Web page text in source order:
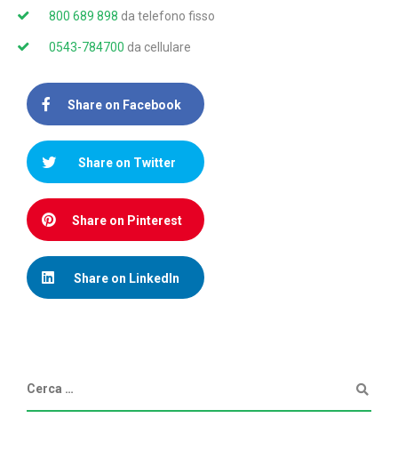
800 689 898 da telefono fisso
0543-784700 da cellulare
Share on Facebook
Share on Twitter
Share on Pinterest
Share on LinkedIn